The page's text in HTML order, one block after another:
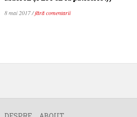
8 mai 2017 /fără comentarii